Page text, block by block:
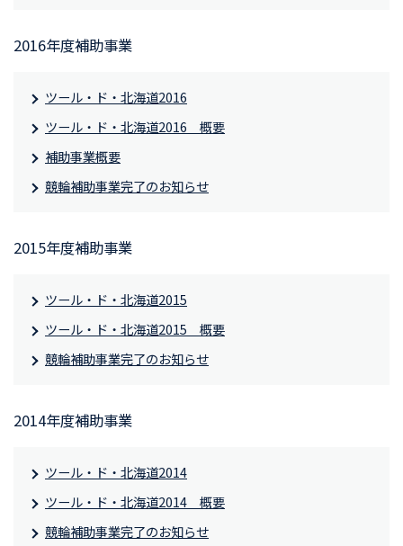
2016年度補助事業
ツール・ド・北海道2016
ツール・ド・北海道2016 概要
補助事業概要
競輪補助事業完了のお知らせ
2015年度補助事業
ツール・ド・北海道2015
ツール・ド・北海道2015 概要
競輪補助事業完了のお知らせ
2014年度補助事業
ツール・ド・北海道2014
ツール・ド・北海道2014 概要
競輪補助事業完了のお知らせ